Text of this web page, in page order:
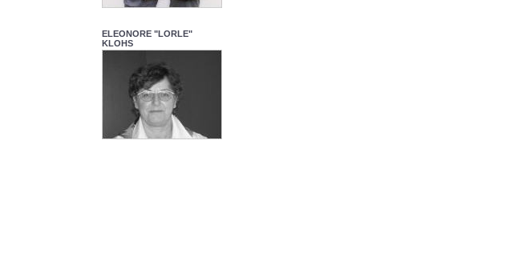
ELEONORE "LORLE"
KLOHS